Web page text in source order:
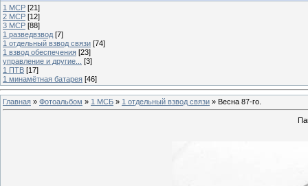
1 МСР [21]
2 МСР [12]
3 МСР [88]
1 разведвзвод [7]
1 отдельный взвод связи [74]
1 взвод обеспечения [23]
управление и другие...
[3]
1 ПТВ [17]
1 минамётная батарея [46]
Главная » Фотоальбом » 1 МСБ » 1 отдельный взвод связи » Весна 87-го.